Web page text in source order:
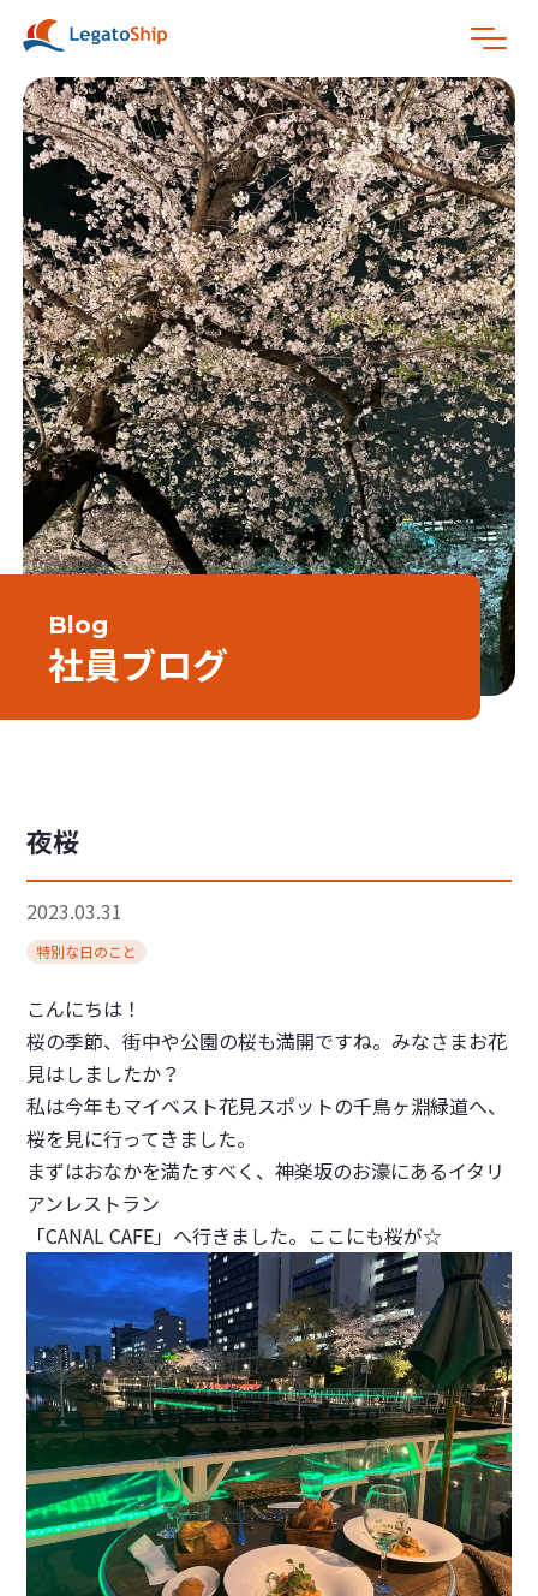
Blog
社員ブログ
夜桜
2023.03.31
特別な日のこと
こんにちは！
桜の季節、街中や公園の桜も満開ですね。みなさまお花
見はしましたか？
私は今年もマイベスト花見スポットの千鳥ヶ淵緑道へ、
桜を見に行ってきました。
まずはおなかを満たすべく、神楽坂のお濠にあるイタリ
アンレストラン
「CANAL CAFE」へ行きました。ここにも桜が☆